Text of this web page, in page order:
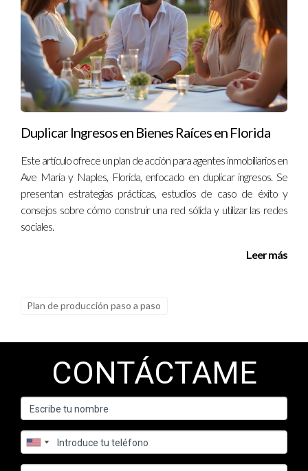
Duplicar Ingresos en Bienes Raíces en Florida
Este artículo ofrece un plan de acción para agentes inmobiliarios en
Ave Maria y Naples, Florida, enfocado en duplicar ingresos. Se
presentan estrategias prácticas, estudios de caso de éxito y
consejos sobre cómo construir una red sólida y utilizar las redes
sociales.
Leer más
Plan de producción paso a paso
CONTÁCTAME